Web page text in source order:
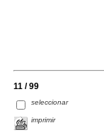
11 / 99
seleccionar
imprimir